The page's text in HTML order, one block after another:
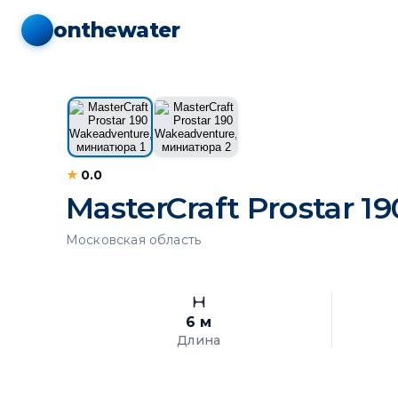
onthewater
1 / 2
★ 0.0
MasterCraft Prostar
Московская область
6 м
Длина